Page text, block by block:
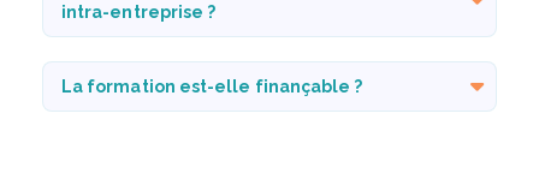
intra-entreprise ?
La formation est-elle finançable ?